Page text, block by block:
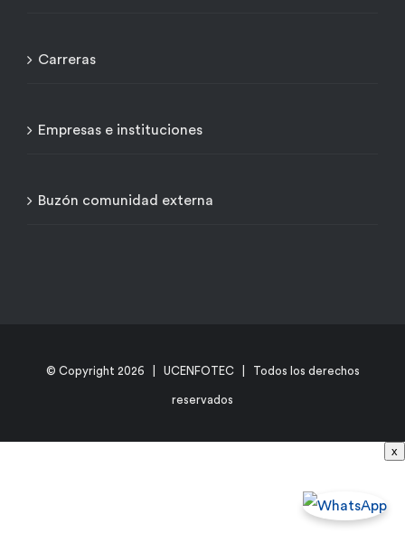
Carreras
Empresas e instituciones
Buzón comunidad externa
© Copyright 2026 | UCENFOTEC | Todos los derechos
reservados
x